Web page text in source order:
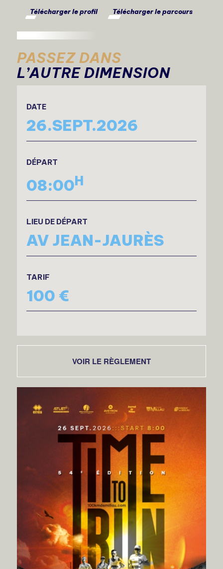
Télécharger le profil Télécharger le parcours
PASSEZ DANS
L’AUTRE DIMENSION
DATE
26.SEPT.2026
DÉPART
08:00H
LIEU DE DÉPART
AV JEAN-JAURÈS
TARIF
100 €
VOIR LE RÈGLEMENT